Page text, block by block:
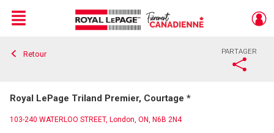
Live
En Direct
Menu
Retour PARTAGER
Royal LePage Triland Premier, Courtage *
103-240 WATERLOO STREET, London, ON, N6B 2N4